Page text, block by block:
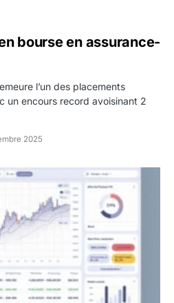
bourse en assurance-
l’un des placements
un encours record avoisinant 2
2025